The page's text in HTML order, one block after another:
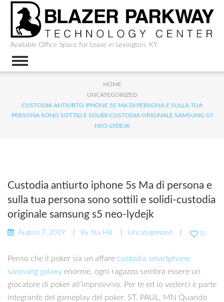
Available Office Space for Lease in Lexington, KY
HOME
UNCATEGORIZED
CUSTODIA ANTIURTO IPHONE 5S MA DI PERSONA E SULLA TUA
PERSONA SONO SOTTILI E SOLIDI-CUSTODIA ORIGINALE SAMSUNG S5
NEO-LYDEJK
Custodia antiurto iphone 5s Ma di persona e
sulla tua persona sono sottili e solidi-custodia
originale samsung s5 neo-lydejk
August 7, 2019 By Stu Hill Uncategorized 0
Penso che il poker sia un affare custodia smartphone
samsung galaxy enorme, ogni ragazzo sembra essere un
giocatore di poker all’improvviso. Per te ed io vederci è parte
integrante del gameplay del poker. ST. PAUL, MN Quando